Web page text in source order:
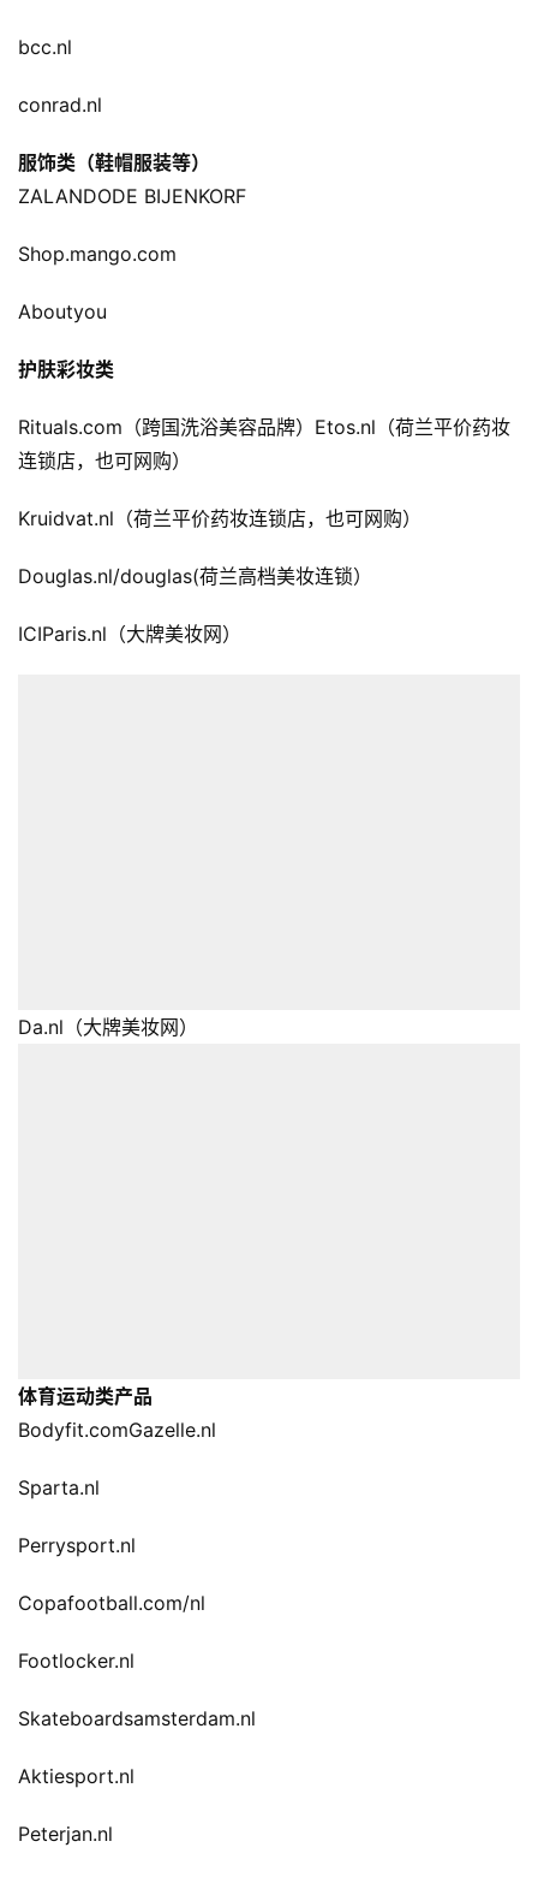
跨
百
社
营
跨
导
航
bcc.nl
conrad.nl
服饰类（鞋帽服装等）
ZALANDODE BIJENKORF
Shop.mango.com
Aboutyou
护肤彩妆类
Rituals.com（跨国洗浴美容品牌）Etos.nl（荷兰平价药妆
连锁店，也可网购）
Kruidvat.nl（荷兰平价药妆连锁店，也可网购）
Douglas.nl/douglas(荷兰高档美妆连锁）
ICIParis.nl（大牌美妆网）
Da.nl（大牌美妆网）
体育运动类产品
Bodyfit.comGazelle.nl
Sparta.nl
Perrysport.nl
Copafootball.com/nl
Footlocker.nl
Skateboardsamsterdam.nl
Aktiesport.nl
Peterjan.nl